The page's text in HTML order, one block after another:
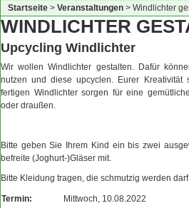
Startseite > Veranstaltungen > Windlichter
WINDLICHTER
Upcycling Windlichter
Wir wollen Windlichter gestalten. Dafür
nutzen und diese upcyclen. Eurer Kreativität
fertigen Windlichter sorgen für eine
oder draußen.
Bitte geben Sie Ihrem Kind ein bis zwei
befreite (Joghurt-)Gläser mit.
Bitte Kleidung tragen, die schmutzig werden
Termin:
Mittwoch, 10.08.2022